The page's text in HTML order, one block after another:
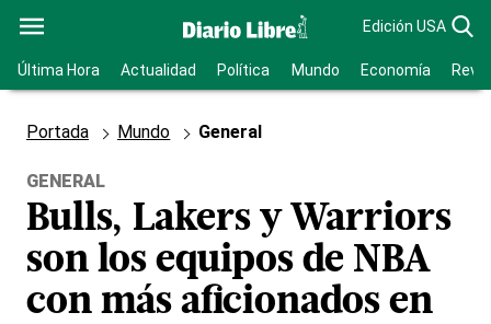
Edición USA
Última Hora Actualidad Política Mundo Economía
Portada Mundo General
GENERAL
Bulls, Lakers y Warriors
son los equipos de NBA
con más aficionados en